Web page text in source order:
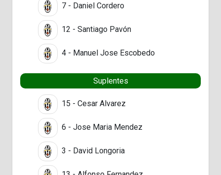
7 - Daniel Cordero
12 - Santiago Pavón
4 - Manuel Jose Escobedo
Suplentes
15 - Cesar Alvarez
6 - Jose Maria Mendez
3 - David Longoria